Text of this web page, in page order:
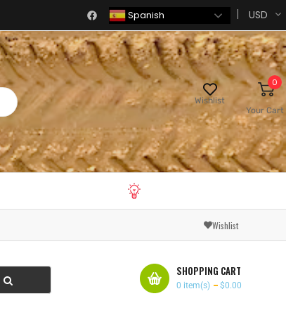
Spanish USD
Wishlist
0
Your Cart
Wishlist
SHOPPING CART
0 item(s) $0.00